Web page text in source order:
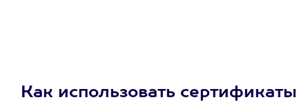
Как использовать сертификаты